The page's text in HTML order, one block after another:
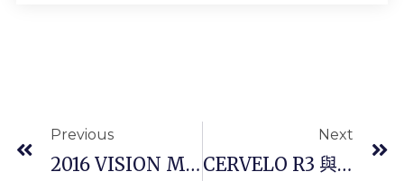
Previous
2016 VISION Metron 系列輪組
Next
CERVELO R3 與 Mavic Krysium R-Sys